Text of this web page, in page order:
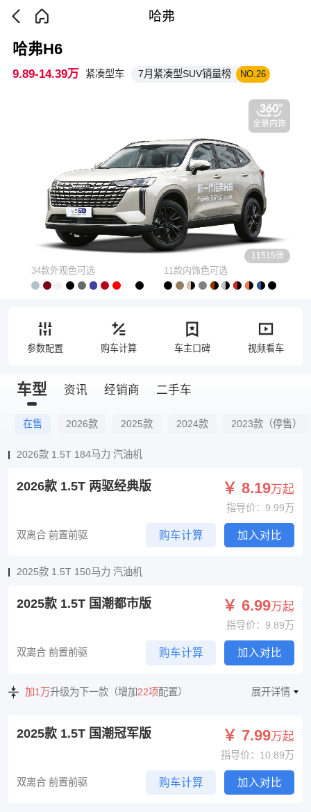
哈弗
全景内饰
11515张
哈弗H6
9.89-14.39万 紧凑型车 7月紧凑型SUV销量榜 NO.26
34款外观色可选 11款内饰色可选
参数配置 购车计算 车主口碑 视频看车
车型 资讯 经销商 二手车
在售 2026款 2025款 2024款 2023款（停售）
2026款 1.5T 184马力 汽油机
2026款 1.5T 两驱经典版 ￥ 8.19万起
指导价：9.99万
双离合 前置前驱 购车计算 加入对比
2025款 1.5T 150马力 汽油机
2025款 1.5T 国潮都市版 ￥ 6.99万起
指导价：9.89万
双离合 前置前驱 购车计算 加入对比
加1万升级为下一款（增加22项配置） 展开详情
2025款 1.5T 国潮冠军版 ￥ 7.99万起
指导价：10.89万
双离合 前置前驱 购车计算 加入对比